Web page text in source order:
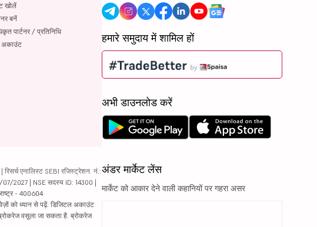
खोलें
बनें
पार्टनर / प्रतिनिधि
अकाउंट
एनालिस्ट SEBI रजिस्ट्रेशन. नं.:
07/2027 | NSE सदस्य ID: 14300 |
- 400604
को ध्यान से पढ़ें. डिजिटल अकाउंट
वसूला जा सकता है. ब्रोकरेज
हमारे समुदाय में शामिल हों
अभी डाउनलोड करें
अंडर मार्केट लेंस
मार्केट को आकार देने वाली कहानियों पर गहरा असर